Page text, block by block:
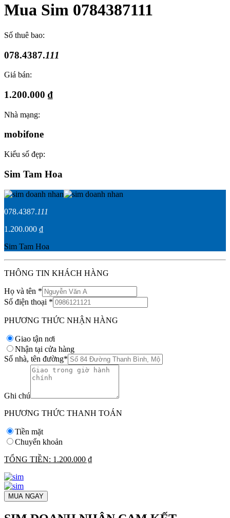
Mua Sim 0784387111
Số thuê bao:
078.4387.111
Giá bán:
1.200.000 ₫
Nhà mạng:
mobifone
Kiểu số đẹp:
Sim Tam Hoa
078.4387.111
1.200.000 ₫
Sim Tam Hoa
THÔNG TIN KHÁCH HÀNG
Họ và tên *
Số điện thoại *
PHƯƠNG THỨC NHẬN HÀNG
Giao tận nơi
Nhận tại cửa hàng
Số nhà, tên đường*
Ghi chú
PHƯƠNG THỨC THANH TOÁN
Tiền mặt
Chuyển khoản
TỔNG TIỀN: 1.200.000 ₫
MUA NGAY